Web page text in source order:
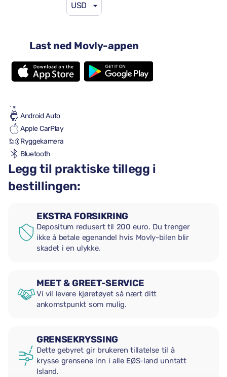
USD
Last ned Movly-appen
per dag
Automatisk transmisjon
5 seter
2 store kofferter
Én liten koffert
Android Auto
Apple CarPlay
Ryggekamera
Bluetooth
Legg til praktiske tillegg i
bestillingen:
EKSTRA FORSIKRING
Depositum redusert til 200 euro. Du trenger
ikke å betale egenandel hvis Movly-bilen blir
skadet i en ulykke.
MEET & GREET-SERVICE
Vi vil levere kjøretøyet så nært ditt
ankomstpunkt som mulig.
GRENSEKRYSSING
Dette gebyret gir brukeren tillatelse til å
krysse grensene inn i alle EØS-land unntatt
Island.